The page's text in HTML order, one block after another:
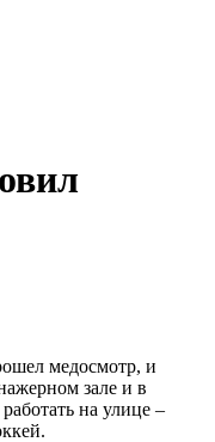
медосмотр, и
зале и в
на улице –